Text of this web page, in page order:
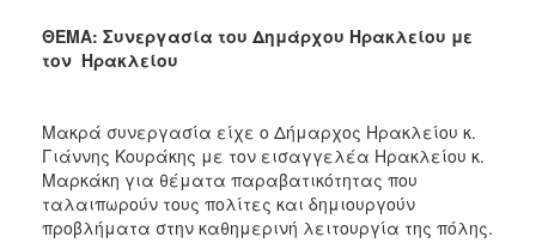
2016
2013
2012
2011
2010
ΘΕΜΑ: Συνεργασία του Δημάρχου Ηρακλείου με
τον Ηρακλείου
Μακρά συνεργασία είχε ο Δήμαρχος Ηρακλείου κ.
Γιάννης Κουράκης με τον εισαγγελέα Ηρακλείου κ.
Μαρκάκη για θέματα παραβατικότητας που
ταλαιπωρούν τους πολίτες και δημιουργούν
προβλήματα στην καθημερινή λειτουργία της πόλης.